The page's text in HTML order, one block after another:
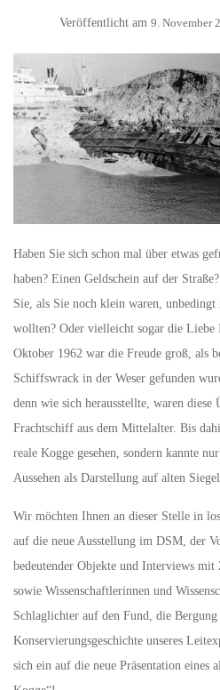
Veröffentlicht am 9. November
Haben Sie sich schon mal über etwas
haben? Einen Geldschein auf der
Sie, als Sie noch klein waren, unbedingt
wollten? Oder vielleicht sogar die Liebe
Oktober 1962 war die Freude groß, als
Schiffswrack in der Weser gefunden
denn wie sich herausstellte, waren diese
Frachtschiff aus dem Mittelalter. Bis
reale Kogge gesehen, sondern kannte
Aussehen als Darstellung auf alten
Wir möchten Ihnen an dieser Stelle in
auf die neue Ausstellung im DSM, der
bedeutender Objekte und Interviews mit
sowie Wissenschaftlerinnen und
Schlaglichter auf den Fund, die
Konservierungsgeschichte unseres
sich ein auf die neue Präsentation eines